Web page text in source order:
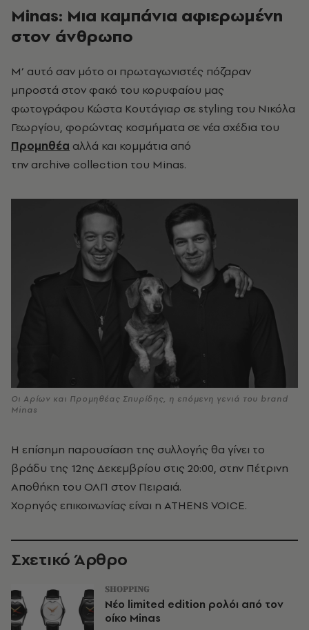
Minas: Μια καμπάνια αφιερωμένη
στον άνθρωπο
Μ’ αυτό σαν μότο οι πρωταγωνιστές πόζαραν
μπροστά στον φακό του κορυφαίου μας
φωτογράφου Κώστα Κουτάγιαρ σε styling του Νικόλα
Γεωργίου, φορώντας κοσμήματα σε νέα σχέδια του
Προμηθέα αλλά και κομμάτια από
την archive collection του Minas.
Οι Αρίων και Προμηθέας Σπυρίδης, η επόμενη γενιά του brand
Minas
Η επίσημη παρουσίαση της συλλογής θα γίνει το
βράδυ της 12ης Δεκεμβρίου στις 20:00, στην Πέτρινη
Αποθήκη του ΟΛΠ στον Πειραιά.
Χορηγός επικοινωνίας είναι η ATHENS VOICE.
Σχετικό Άρθρο
SHOPPING
Νέο limited edition ρολόι από τον
οίκο Minas